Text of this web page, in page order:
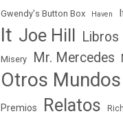
Gwendy's Button Box Haven
It Joe Hill Libros
Misery Mr. Mercedes
Otros Mundos
Premios Relatos